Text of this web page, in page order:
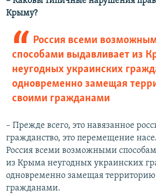
Крыму?
Россия всеми
способами выдавливает из
неугодных украинских
одновременно замещая
своими гражданами
– Прежде всего, это навязанное
гражданство, это перемещение
Россия всеми возможными
из Крыма неугодных украинских
одновременно замещая
гражданами.